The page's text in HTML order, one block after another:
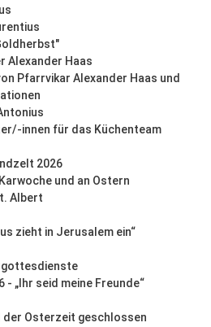
Alexander Haas
Pfarrvikar Alexander Haas und
innen für das Küchenteam
2026
und an Ostern
Albert
zieht in Jerusalem ein“
- „Ihr seid meine Freunde“
der Osterzeit geschlossen